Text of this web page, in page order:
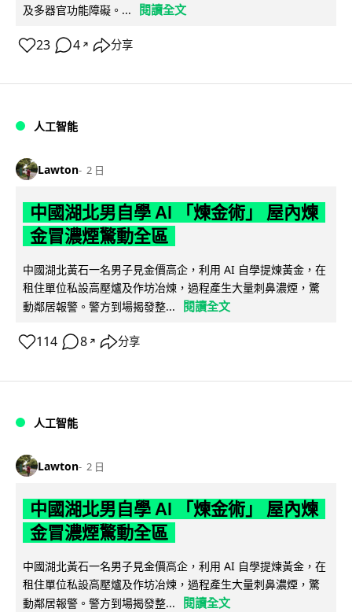
及多器官功能障礙。...
閱讀全文
23 4 ↗ 分享
人工智能
Lawton 2 日
中國湖北男自學 AI 「煉金術」 屋內煉
金冒濃煙驚動全區
中國湖北黃石一名男子見金價高企，利用 AI 自學提煉黃金，在
租住單位私設高壓爐及作坊冶煉，過程產生大量刺鼻濃煙，驚
動鄰居報警。警方到場揭發整...
閱讀全文
114 8 ↗ 分享
人工智能
Lawton 2 日
中國湖北男自學 AI 「煉金術」 屋內煉
金冒濃煙驚動全區
中國湖北黃石一名男子見金價高企，利用 AI 自學提煉黃金，在
租住單位私設高壓爐及作坊冶煉，過程產生大量刺鼻濃煙，驚
動鄰居報警。警方到場揭發整...
閱讀全文